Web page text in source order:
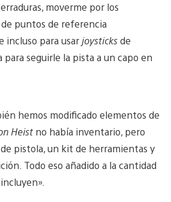
moverme por los
puntos de referencia
para usarjoysticksde
para seguirle la pista a un capo en
hemos modificado elementos de
Heist no había inventario, pero
pistola, un kit de herramientas y
Todo eso añadido a la cantidad